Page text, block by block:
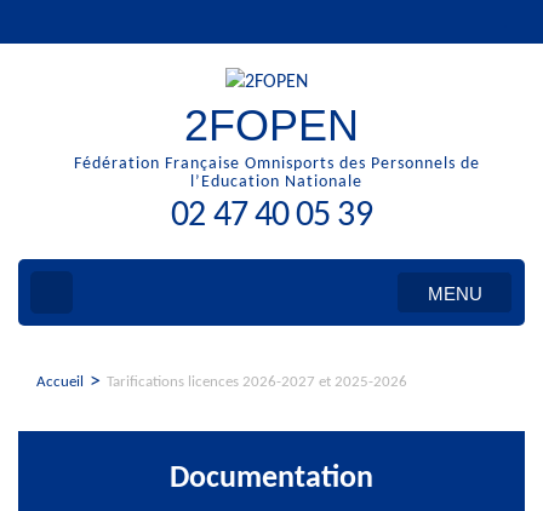
au
2FOPEN
Fédération Française Omnisports des Personnels de
l’Education Nationale
02 47 40 05 39
MENU
Accueil > Tarifications licences 2026-2027 et 2025-2026
Documentation